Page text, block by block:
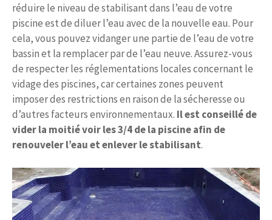
réduire le niveau de stabilisant dans l’eau de votre
piscine est de diluer l’eau avec de la nouvelle eau. Pour
cela, vous pouvez vidanger une partie de l’eau de votre
bassin et la remplacer par de l’eau neuve. Assurez-vous
de respecter les réglementations locales concernant le
vidage des piscines, car certaines zones peuvent
imposer des restrictions en raison de la sécheresse ou
d’autres facteurs environnementaux. Il est conseillé de
vider la moitié voir les 3/4 de la piscine afin de
renouveler l’eau et enlever le stabilisant.